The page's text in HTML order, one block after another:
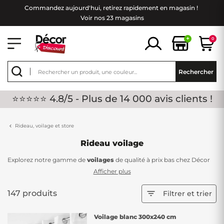
Commandez aujourd'hui, retirez rapidement en magasin !
Voir nos 23 magasins
+ 0
Rechercher
⭐⭐⭐⭐⭐ 4.8/5 - Plus de 14 000 avis clients !
Rideau, voilage et store
Rideau voilage
Explorez notre gamme de voilages de qualité à prix bas chez Décor
Discount. Les voilages jouent un rôle essentiel dans la décoration
sublimer une pièce. Découvrez comment ces accessoires déco
peuvent ajouter une touche de légèreté et d'élégance à votre
Afficher plus
147 produits  Filtrer et trier
Voilage blanc 300x240 cm